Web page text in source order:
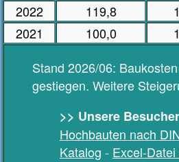
2022
119,8
2021
100,0
Stand 2026/06:
gestiegen. Weitere
>> Unsere
Hochbauten nach
Katalog - Excel-